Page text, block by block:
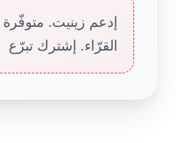
إدعم زينيت.
القرّاء. إشترك تبرّع